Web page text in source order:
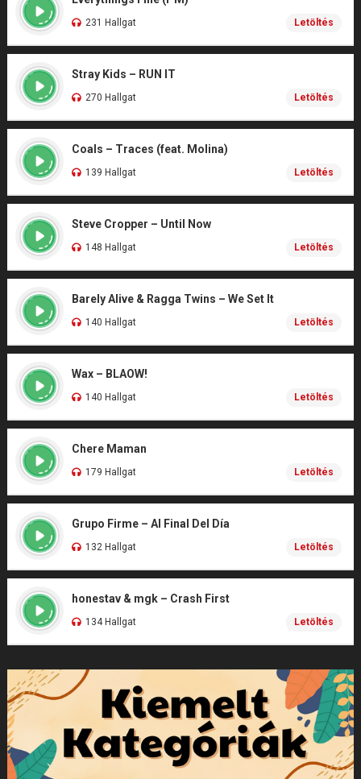
231 Hallgat Letöltés
Stray Kids – RUN IT
270 Hallgat Letöltés
Coals – Traces (feat. Molina)
139 Hallgat Letöltés
Steve Cropper – Until Now
148 Hallgat Letöltés
Barely Alive & Ragga Twins – We Set It
140 Hallgat Letöltés
Wax – BLAOW!
140 Hallgat Letöltés
Chere Maman
179 Hallgat Letöltés
Grupo Firme – Al Final Del Día
132 Hallgat Letöltés
honestav & mgk – Crash First
134 Hallgat Letöltés